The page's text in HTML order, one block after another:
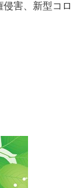
害、新型コロ